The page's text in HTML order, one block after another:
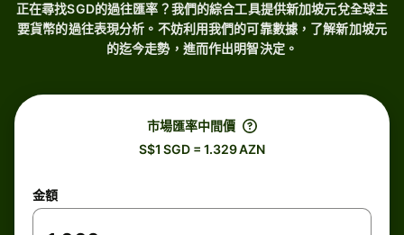
正在尋找SGD的過往匯率？我們的綜合工具提供新加坡元兌全球主
要貨幣的過往表現分析。不妨利用我們的可靠數據，了解新加坡元
的迄今走勢，進而作出明智決定。
市場匯率中間價
S$1 SGD = 1.329 AZN
金額